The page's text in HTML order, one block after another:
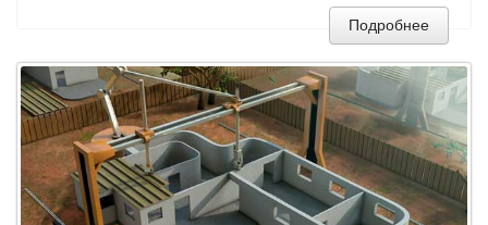
Подробнее